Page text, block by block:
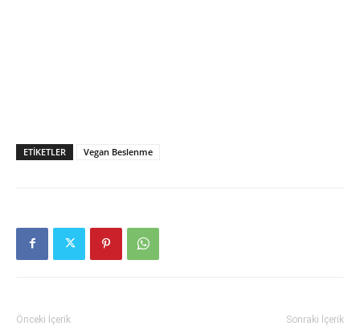
ETIKETLER Vegan Beslenme
Önceki İçerik Sonraki İçerik